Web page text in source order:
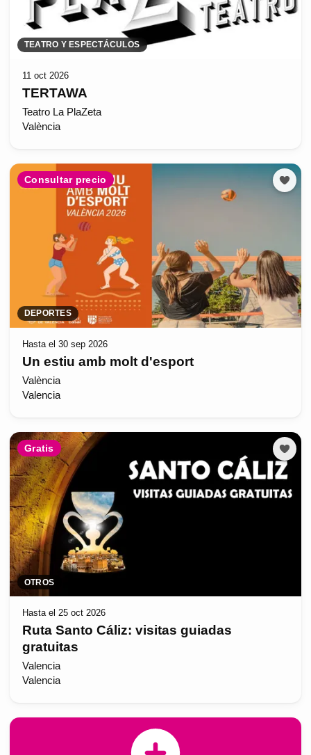
TEATRO Y ESPECTÁCULOS
11 oct 2026
TERTAWA
Teatro La PlaZeta
València
Consultar precio
DEPORTES
Hasta el 30 sep 2026
Un estiu amb molt d'esport
València
Valencia
Gratis
OTROS
Hasta el 25 oct 2026
Ruta Santo Cáliz: visitas guiadas
gratuitas
Valencia
Valencia